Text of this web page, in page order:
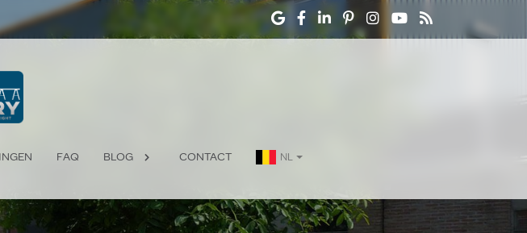
FAQ BLOG CONTACT NL